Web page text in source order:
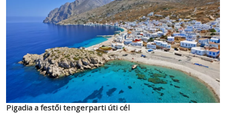
Pigadia a festői tengerparti úti cél